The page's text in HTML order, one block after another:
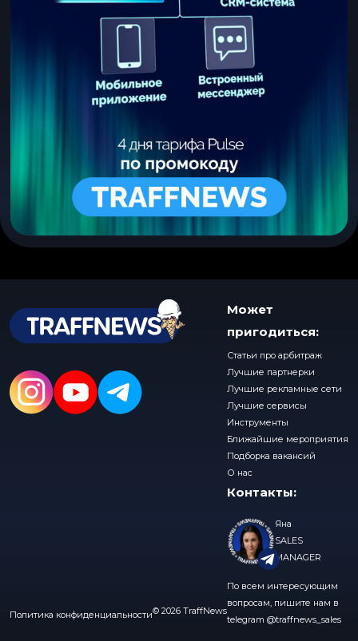
Политика конфиденциальности© 2026 TraffNews
Может
пригодиться:
Статьи про арбитраж
Лучшие партнерки
Лучшие рекламные сети
Лучшие сервисы
Инструменты
Ближайшие мероприятия
Подборка вакансий
О нас
Контакты:
Яна
SALES
MANAGER
По всем интересующим
вопросам, пишите нам в
telegram @traffnews_sales